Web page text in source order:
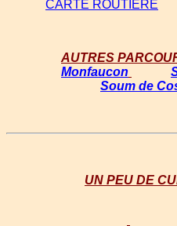
CARTE ROUTIERE
AUTRES
Monfaucon
Soum de
UN PEU DE